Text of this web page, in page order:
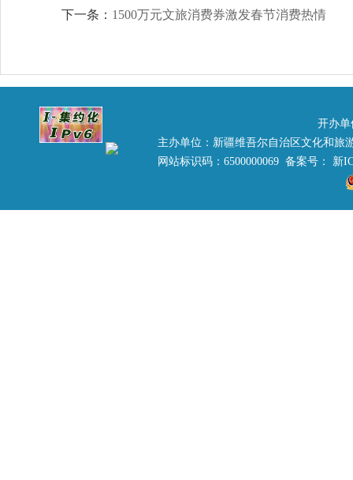
下一条： 1500万元文旅消费券激发春节消费热情
开办单
主办单位：新疆维吾尔自治区文化和
网站标识码：6500000069 备案号： 新